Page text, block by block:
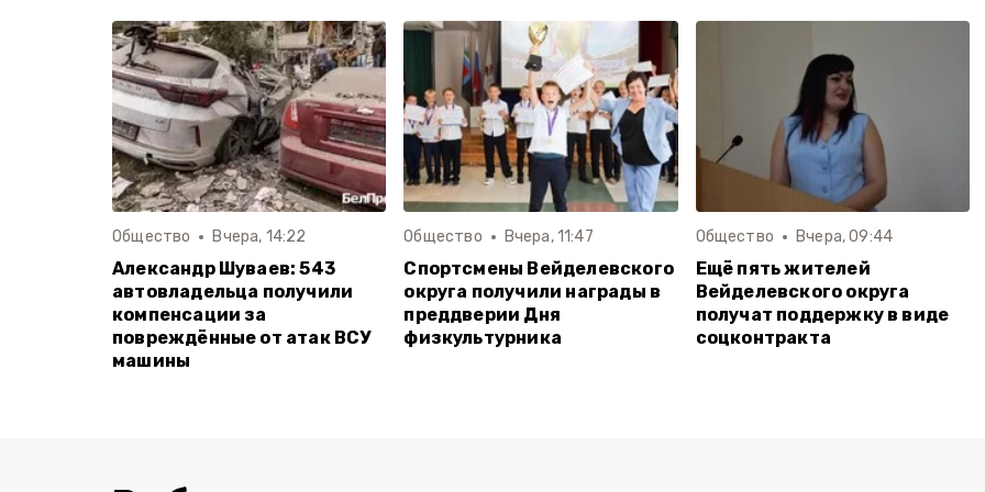
Общество Вчера, 14:22
Александр Шуваев: 543
автовладельца получили
компенсации за
повреждённые от атак ВСУ
машины
Общество Вчера, 11:47
Спортсмены Вейделевского
округа получили награды в
преддверии Дня
физкультурника
Общество Вчера, 09:44
Ещё пять жителей
Вейделевского округа
получат поддержку в виде
соцконтракта